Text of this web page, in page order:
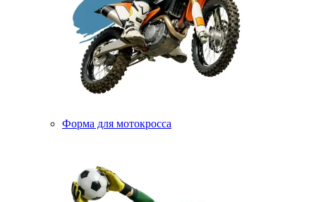
Форма для мотокросса